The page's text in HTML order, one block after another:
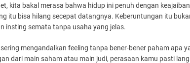
kita bakal merasa bahwa hidup ini penuh dengan
itu bisa hilang secepat datangnya. Keberuntungan itu
insting semata tanpa usaha yang jelas.
mengandalkan feeling tanpa bener-bener paham apa
dari main saham atau main judi, perasaan kamu pasti